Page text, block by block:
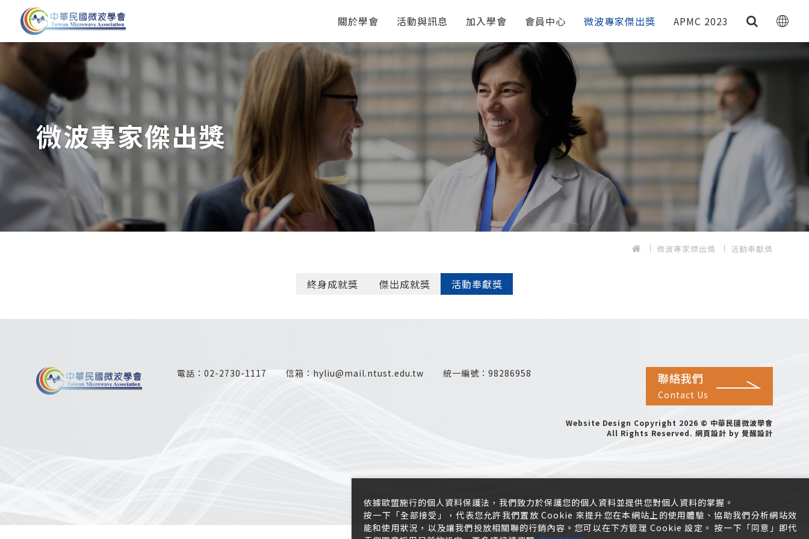
關於學會 活動與訊息
第十四屆第3次理監事會議
第十四屆第2次理監事會議
第十四屆第1屆理監事會議
第十三屆第1次理監事會議
公告
中華民國微波學會獎勵會員出席國
際性學術會議作業要點
【115.05.29修訂版】
臺灣電磁產學聯盟2021年研發半年
報
活動
2026夏季電磁引領研討會
2026/08/10-08/14 @國立臺灣師
範大學 圖書館校區
2026 IEEE International
Symposium on Radio-
Technology (RFIT 2026) 2026
8/24-26 Yehliu, New Taipei City
, Taiwan
加入學會 會員中心 微波專家傑出獎 APMC 2023
微波專家傑出獎
微波專家傑出獎 活動奉獻獎
終身成就獎 傑出成就獎 活動奉獻獎
電話： 02-2730-1117 信箱： hyliu@mail.ntust.edu.tw 統一編號： 98286958 聯絡我們
Contact Us
Website Design Copyright 2026 © 中華民國微波學會
All Rights Reserved. 網頁設計 by 覺醒設計
依據歐盟施行的個人資料保護法，我們致力於保護您的個人資料並提供您對個人資料的掌握。
按一下「全部接受」，代表您允許我們置放 Cookie 來提升您在本網站上的使用體驗、協助我們分析網站效
能和使用狀況，以及讓我們投放相關聯的行銷內容。您可以在下方管理 Cookie 設定。 按一下「同意」即代